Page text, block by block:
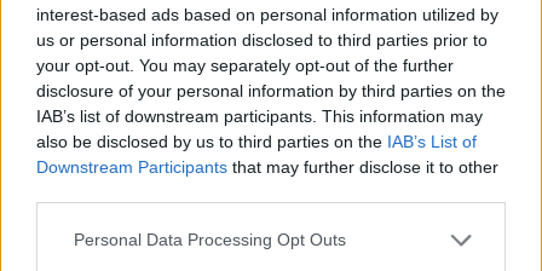
interest-based ads based on personal information utilized by
us or personal information disclosed to third parties prior to
your opt-out. You may separately opt-out of the further
disclosure of your personal information by third parties on the
IAB’s list of downstream participants. This information may
also be disclosed by us to third parties on the IAB’s List of
Downstream Participants that may further disclose it to other
Personal Data Processing Opt Outs
ΕΠΑΓΓΕΛΜΑΤΙΕΣ ΥΓΕΙΑΣ